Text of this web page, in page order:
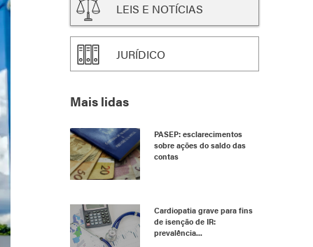
LEIS E NOTÍCIAS
JURÍDICO
Mais lidas
PASEP: esclarecimentos
sobre ações do saldo das
contas
Cardiopatia grave para fins
de isenção de IR:
prevalência...